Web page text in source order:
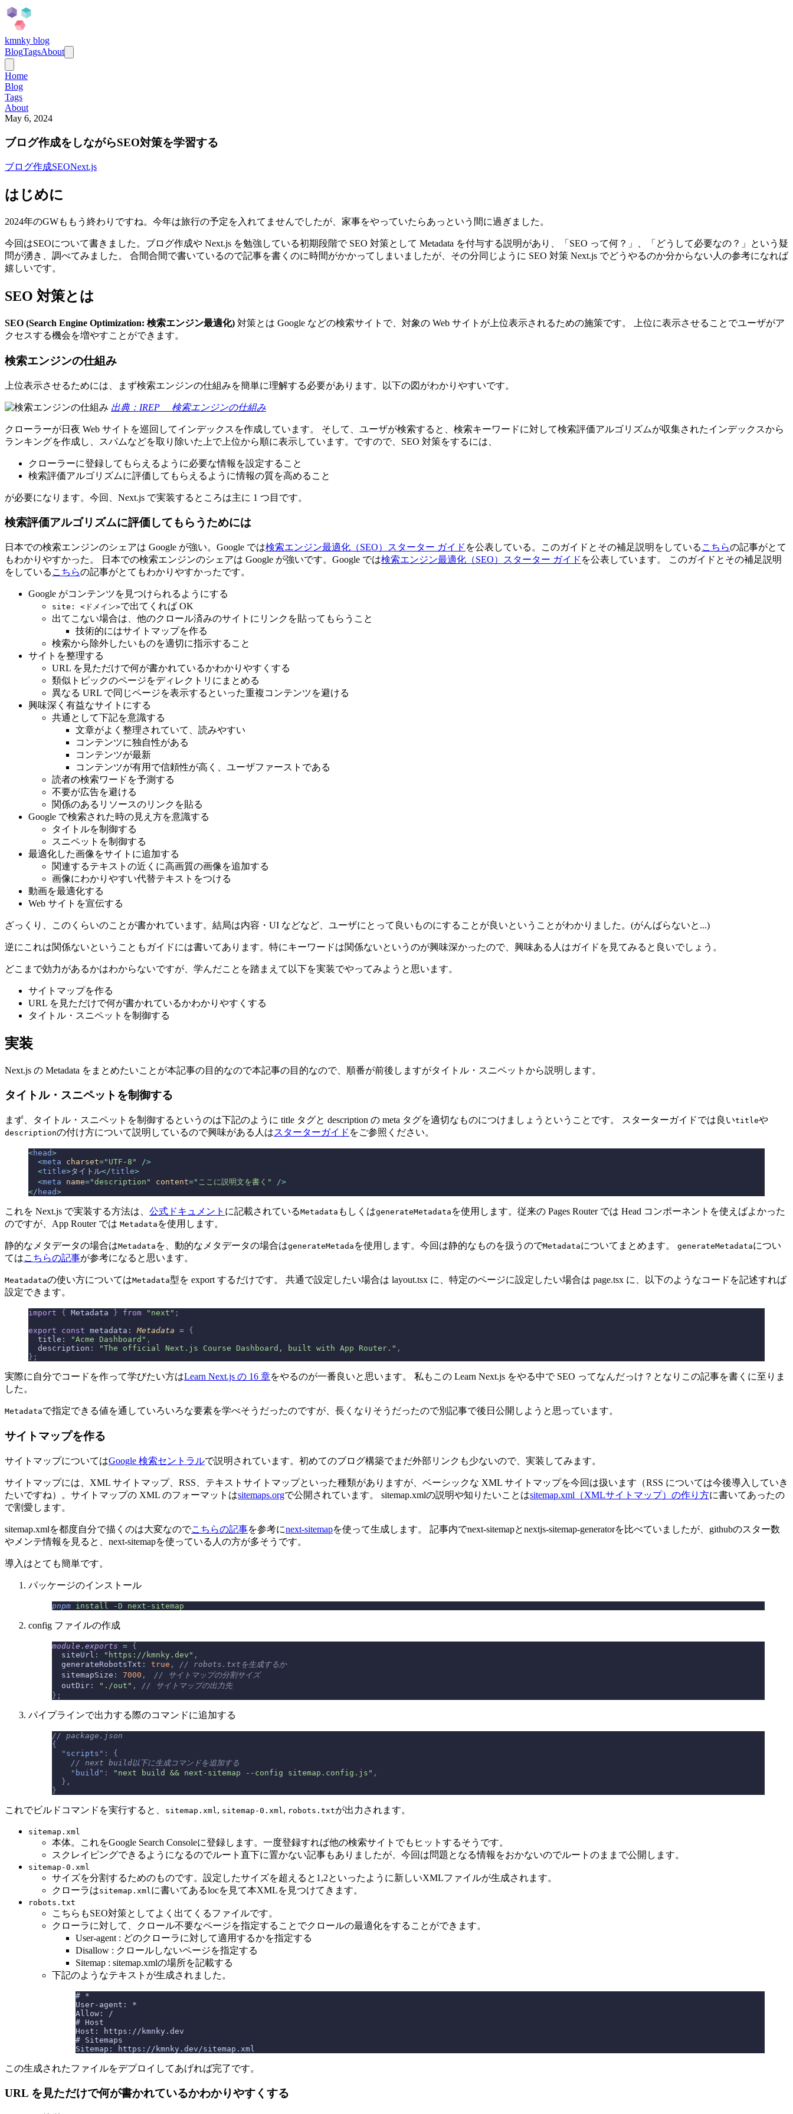
kmnky blog
BlogTagsAbout
Home
Blog
Tags
About
May 6, 2024
ブログ作成をしながらSEO対策を学習する
ブログ作成SEONext.js
はじめに
2024年のGWももう終わりですね。今年は旅行の予定を入れてませんでしたが、家事をやっていたらあっという間に過ぎました。
今回はSEOについて書きました。ブログ作成や Next.js を勉強している初期段階で SEO 対策として Metadata を付与する説明があり、「SEO って何？」、「どうして必要なの？」という疑
問が湧き、調べてみました。 合間合間で書いているので記事を書くのに時間がかかってしまいましたが、その分同じように SEO 対策 Next.js でどうやるのか分からない人の参考になれば
嬉しいです。
SEO 対策とは
SEO (Search Engine Optimization: 検索エンジン最適化) 対策とは Google などの検索サイトで、対象の Web サイトが上位表示されるための施策です。 上位に表示させることでユーザがア
クセスする機会を増やすことができます。
検索エンジンの仕組み
上位表示させるためには、まず検索エンジンの仕組みを簡単に理解する必要があります。以下の図がわかりやすいです。
出典：IREP 検索エンジンの仕組み
クローラーが日夜 Web サイトを巡回してインデックスを作成しています。 そして、ユーザが検索すると、検索キーワードに対して検索評価アルゴリズムが収集されたインデックスから
ランキングを作成し、スパムなどを取り除いた上で上位から順に表示しています。ですので、SEO 対策をするには、
クローラーに登録してもらえるように必要な情報を設定すること
検索評価アルゴリズムに評価してもらえるように情報の質を高めること
が必要になります。今回、Next.js で実装するところは主に 1 つ目です。
検索評価アルゴリズムに評価してもらうためには
日本での検索エンジンのシェアは Google が強い。Google では検索エンジン最適化（SEO）スターター ガイド を公表している。このガイドとその補足説明をしている こちらの記事がとて
もわかりやすかった。 日本での検索エンジンのシェアは Google が強いです。Google では検索エンジン最適化（SEO）スターター ガイド を公表しています。 このガイドとその補足説明
をしている こちらの記事がとてもわかりやすかったです。
Google がコンテンツを見つけられるようにする
site: <ドメイン>で出てくれば OK
出てこない場合は、他のクロール済みのサイトにリンクを貼ってもらうこと
技術的にはサイトマップを作る
検索から除外したいものを適切に指示すること
サイトを整理する
URL を見ただけで何が書かれているかわかりやすくする
類似トピックのページをディレクトリにまとめる
異なる URL で同じページを表示するといった重複コンテンツを避ける
興味深く有益なサイトにする
共通として下記を意識する
文章がよく整理されていて、読みやすい
コンテンツに独自性がある
コンテンツが最新
コンテンツが有用で信頼性が高く、ユーザファーストである
読者の検索ワードを予測する
不要が広告を避ける
関係のあるリソースのリンクを貼る
Google で検索された時の見え方を意識する
タイトルを制御する
スニペットを制御する
最適化した画像をサイトに追加する
関連するテキストの近くに高画質の画像を追加する
画像にわかりやすい代替テキストをつける
動画を最適化する
Web サイトを宣伝する
ざっくり、このくらいのことが書かれています。結局は内容・UI などなど、ユーザにとって良いものにすることが良いということがわかりました。(がんばらないと...)
逆にこれは関係ないということもガイドには書いてあります。特にキーワードは関係ないというのが興味深かったので、興味ある人はガイドを見てみると良いでしょう。
どこまで効力があるかはわからないですが、学んだことを踏まえて以下を実装でやってみようと思います。
サイトマップを作る
URL を見ただけで何が書かれているかわかりやすくする
タイトル・スニペットを制御する
実装
Next.js の Metadata をまとめたいことが本記事の目的なので本記事の目的なので、順番が前後しますがタイトル・スニペットから説明します。
タイトル・スニペットを制御する
まず、タイトル・スニペットを制御するというのは下記のように title タグと description の meta タグを適切なものにつけましょうということです。 スターターガイドでは良いtitleや
descriptionの付け方について説明しているので興味がある人はスターターガイド をご参照ください。
<head>
  <
meta charset="UTF-8"
/>
  <
title>タイトル</title>
  <
meta name="description" content="ここに説明文を書く"
/>
</ head>
これを Next.js で実装する方法は、 公式ドキュメント に記載されているMetadata もしくはgenerateMetadata を使用します。従来の Pages Router では Head コンポーネントを使えばよかった
のですが、App Router では Metadata を使用します。
静的なメタデータの場合はMetadata を、動的なメタデータの場合はgenerateMetada を使用します。今回は静的なものを扱うのでMetadataについてまとめます。 generateMetadataについ
てはこちらの記事が参考になると思います。
Meatadataの使い方についてはMetadata型を export するだけです。 共通で設定したい場合は layout.tsx に、特定のページに設定したい場合は page.tsx に、以下のようなコードを記述すれば
設定できます。
import { Metadata } from "next" ;
export const metadata : Metadata = {
  title
: "Acme Dashboard" ,
  description
: "The official Next.js Course Dashboard, built with App Router." ,
};
実際に自分でコードを作って学びたい方はLearn Next.js の 16 章をやるのが一番良いと思います。 私もこの Learn Next.js をやる中で SEO ってなんだっけ？となりこの記事を書くに至りま
した。
Metadataで指定できる値を通していろいろな要素を学べそうだったのですが、長くなりそうだったので別記事で後日公開しようと思っています。
サイトマップを作る
サイトマップについてはGoogle 検索セントラルで説明されています。初めてのブログ構築でまだ外部リンクも少ないので、実装してみます。
サイトマップには、XML サイトマップ、RSS、テキストサイトマップといった種類がありますが、ベーシックな XML サイトマップを今回は扱います（RSS については今後導入していき
たいですね）。サイトマップの XML のフォーマットはsitemaps.orgで公開されています。 sitemap.xmlの説明や知りたいことはsitemap.xml（XMLサイトマップ）の作り方に書いてあったの
で割愛します。
sitemap.xmlを都度自分で描くのは大変なのでこちらの記事を参考にnext-sitemapを使って生成します。 記事内でnext-sitemapとnextjs-sitemap-generatorを比べていましたが、githubのスター数
やメンテ情報を見ると、next-sitemapを使っている人の方が多そうです。
導入はとても簡単です。
パッケージのインストール
pnpm install -D next-sitemap
config ファイルの作成
module . exports = {
  siteUrl
: "https://kmnky.dev" ,
  generateRobotsTxt
: true ,
// robots.txtを生成するか
  sitemapSize
: 7000 ,
// サイトマップの分割サイズ
  outDir
: "./out" ,
// サイトマップの出力先
};
パイプラインで出力する際のコマンドに追加する
// package.json
{
  "
scripts " :
{
    // next build以下に生成コマンドを追加する
    "
build " : "next build && next-sitemap --config sitemap.config.js" ,
  },
}
これでビルドコマンドを実行すると、 sitemap.xml , sitemap-0.xml , robots.txtが出力されます。
sitemap.xml
本体。これをGoogle Search Consoleに登録します。一度登録すれば他の検索サイトでもヒットするそうです。
スクレイピングできるようになるのでルート直下に置かない記事もありましたが、今回は問題となる情報をおかないのでルートのままで公開します。
sitemap-0.xml
サイズを分割するためのものです。設定したサイズを超えると1,2といったように新しいXMLファイルが生成されます。
クローラはsitemap.xml に書いてあるlocを見て本XMLを見つけてきます。
robots.txt
こちらもSEO対策としてよく出てくるファイルです。
クローラに対して、クロール不要なページを指定することでクロールの最適化をすることができます。
User-agent : どのクローラに対して適用するかを指定する
Disallow : クロールしないページを指定する
Sitemap : sitemap.xmlの場所を記載する
下記のようなテキストが生成されました。
# *
User-agent: *
Allow: /
# Host
Host: https://kmnky.dev
# Sitemaps
Sitemap: https://kmnky.dev/sitemap.xml
この生成されたファイルをデプロイしてあげれば完了です。
URL を見ただけで何が書かれているかわかりやすくする